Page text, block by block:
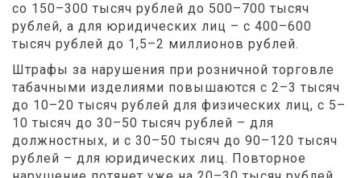
со 150–300 тысяч рублей до 500–700 тысяч
рублей, а для юридических лиц – с 400–600
тысяч рублей до 1,5–2 миллионов рублей.
Штрафы за нарушения при розничной торговле
табачными изделиями повышаются с 2–3 тысяч
до 10–20 тысяч рублей для физических лиц, с 5–
10 тысяч до 30–50 тысяч рублей – для
должностных, и с 30–50 тысяч до 90–120 тысяч
рублей – для юридических лиц. Повторное